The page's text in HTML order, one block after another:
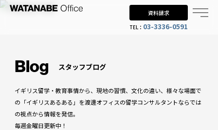
資料請求
TEL： 03-3336-0591
Why WO?
渡邊オフィスを選ぶ理由
Blog スタッフブログ
イギリス留学・教育事情から、現地の習慣、文化の違い、様々な場面で
の「イギリスあるある」を渡邊オフィスの留学コンサルタントならでは
の視点から情報を発信。
毎週金曜日更新中！